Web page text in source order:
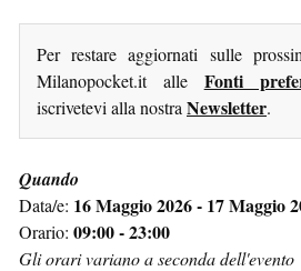
Per restare aggiornati sulle
Milanopocket.it alle Fonti
iscrivetevi alla nostra Newsletter.
Quando
Data/e: 16 Maggio 2026 - 17 Maggio
Orario: 09:00 - 23:00
Gli orari variano a seconda dell'evento